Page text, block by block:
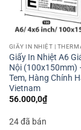
GIẤY IN NHIỆT |
Giấy In Nhiệt A6
Nội (100x150mm)
Tem, Hàng Chính
Vietnam
56.000,0₫
24 đã bán